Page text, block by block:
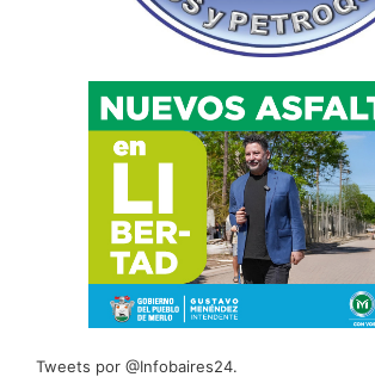
Tweets por @Infobaires24.